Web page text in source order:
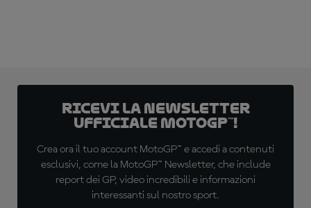
Ricevi la newsletter
ufficiale MotoGP™!
Crea ora il tuo account MotoGP™ e accedi a contenuti
esclusivi, come la MotoGP™ Newsletter, che include
report dei GP, video incredibili e informazioni
interessanti sul nostro sport.